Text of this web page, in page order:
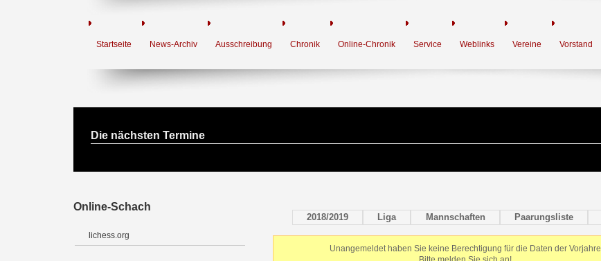
Startseite News-Archiv Ausschreibung Chronik Online-Chronik Service Weblinks Vereine Vorstand
Die nächsten Termine
Online-Schach
lichess.org
2018/2019 Liga Mannschaften Paarungsliste
Unangemeldet haben Sie keine Berechtigung für die Daten der Vorjahre